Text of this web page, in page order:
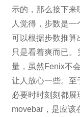
示的，那么接下来
人觉得，步数是
可以根据步数推算
只是看着爽而已
量，虽然Fenix不
让人放心一些。至
必要时时刻刻都展
movebar，是应该